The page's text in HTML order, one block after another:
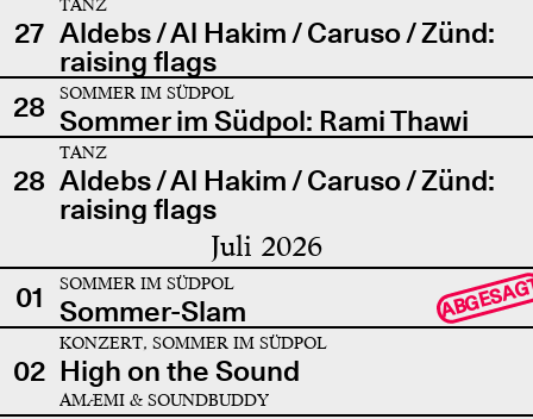
27
TANZ
Aldebs / Al Hakim / Caruso / Zünd:
raising flags
28
SOMMER IM SÜDPOL
Sommer im Südpol: Rami Thawi
28
TANZ
Aldebs / Al Hakim / Caruso / Zünd:
raising flags
Juli 2026
01 SOMMER IM SÜDPOL
Sommer-Slam
02
KONZERT, SOMMER IM SÜDPOL
High on the Sound
AMÆMI & SOUNDBUDDY